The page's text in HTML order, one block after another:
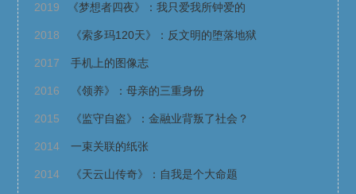
2019 《梦想者四夜》：我只爱我所钟爱的
2018 《索多玛120天》：反文明的堕落地狱
2017 手机上的图像志
2016 《领养》：母亲的三重身份
2015 《监守自盗》：金融业背叛了社会？
2014 一束关联的纸张
2014 《天云山传奇》：自我是个大命题